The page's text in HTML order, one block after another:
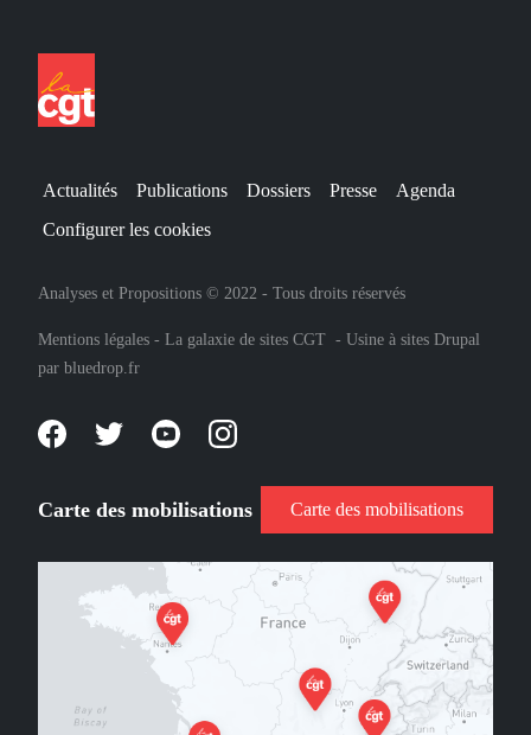
Actualités Publications Dossiers Presse
Agenda
Configurer les cookies
Analyses et Propositions © 2022 - Tous droits réservés
Mentions légales - La galaxie de sites CGT - Usine à sites Drupal
par bluedrop.fr
Carte des mobilisations Carte des mobilisations